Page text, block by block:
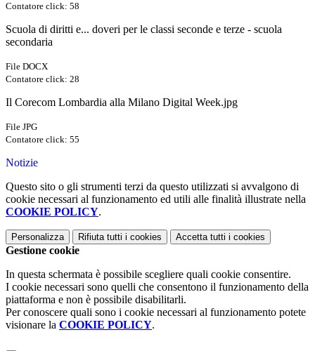
Contatore click: 58
Scuola di diritti e... doveri per le classi seconde e terze - scuola
secondaria
File DOCX
Contatore click: 28
Il Corecom Lombardia alla Milano Digital Week.jpg
File JPG
Contatore click: 55
Notizie
Questo sito o gli strumenti terzi da questo utilizzati si avvalgono di
cookie necessari al funzionamento ed utili alle finalità illustrate nella
COOKIE POLICY.
Personalizza Rifiuta tutti i cookies Accetta tutti i cookies
Gestione cookie
In questa schermata è possibile scegliere quali cookie consentire.
I cookie necessari sono quelli che consentono il funzionamento della
piattaforma e non è possibile disabilitarli.
Per conoscere quali sono i cookie necessari al funzionamento potete
visionare la COOKIE POLICY.